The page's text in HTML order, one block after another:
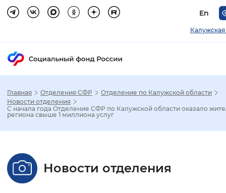
En
Калужская
Стандартный Увеличенный
Главная Отделения СФР
Отделение по Калужской области
Новости отделения
С начала года Отделение СФР по Калужской области оказало
региона свыше 1 миллиона услуг
Новости отделения